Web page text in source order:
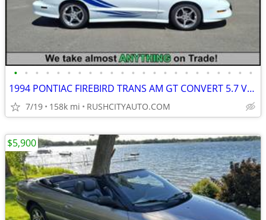
• • • • • • • • • • • • • • • • • • • • • • •
1994 PONTIAC FIREBIRD TRANS AM GT CONVERT 5.7 V8 AUTOMATIC 158K $9995
7/19 158k mi RUSHCITYAUTO.COM
$5,900